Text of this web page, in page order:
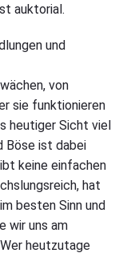
auktorial.
und
von
sie funktionieren
heutiger Sicht viel
Böse ist dabei
keine einfachen
hat
besten Sinn und
wir uns am
heutzutage